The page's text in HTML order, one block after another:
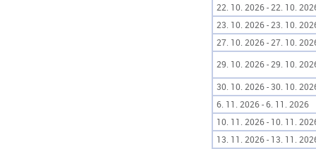
22. 10. 2026 - 22. 10.
23. 10. 2026 - 23. 10.
27. 10. 2026 - 27. 10.
29. 10. 2026 - 29. 10.
30. 10. 2026 - 30. 10.
6. 11. 2026 - 6. 11. 2026
10. 11. 2026 - 10. 11.
13. 11. 2026 - 13. 11.